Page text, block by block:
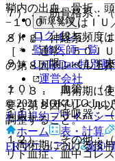
７）． 筋骨格系：（
８）． 神経系：（
９）． 眼：（１％未
１０）． 血管：（１
１１）． 呼吸器：（
１２）． その他：
リド血症、血中コレ
鞘内の出血、骨折、
−１００（％又はＩＵ
／ｋｇ）、投与頻度
［＊：通常、５０Ｉ
の第８因子レベル上
７．３． 周術期に
要な第８因子レベル
調整すること。
［周術期における投
新規登録
ログイン
監修医師一覧
UpToDate特別割
運営会社
© 2021 HOKUTO Inc.
利用規約プライバシ
ホーム
表・計算
ERマニュアル
薬剤